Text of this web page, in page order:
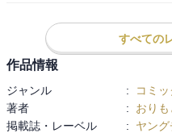
すべての
作品情報
ジャンル : コミッ
著者
:
おり
掲載誌・レーベル
:
ヤン